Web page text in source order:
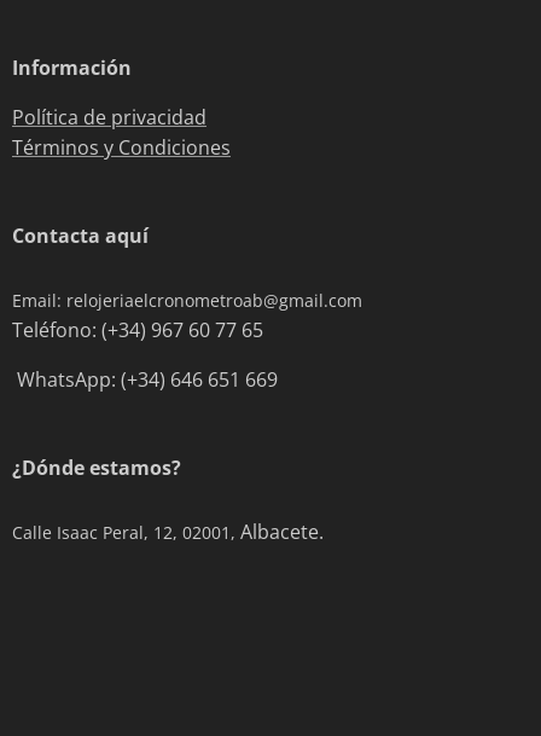
Información
Política de privacidad
Términos y Condiciones
Contacta aquí
Email: relojeriaelcronometroab@gmail.com
Teléfono: (+34) 967 60 77 65
WhatsApp: (+34) 646 651 669
¿Dónde estamos?
Calle Isaac Peral, 12, 02001, Albacete.